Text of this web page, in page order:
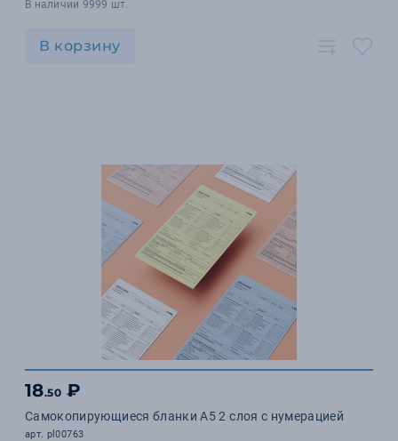
В наличии 9999 шт.
В корзину
18.50 ₽
Самокопирующиеся бланки А5 2 слоя с нумерацией
арт. pl00763